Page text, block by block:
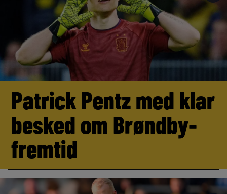
Patrick Pentz med klar
besked om Brøndby-
fremtid